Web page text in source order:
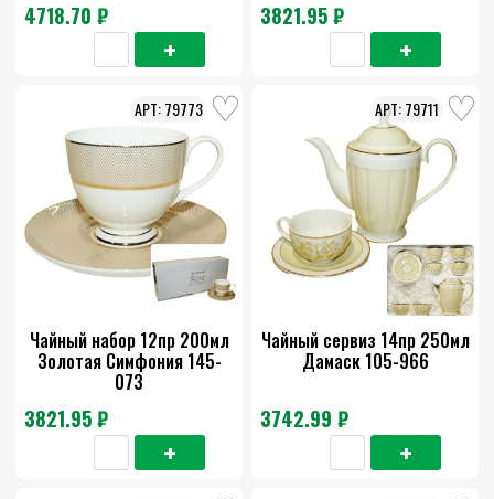
4718.70 ₽ 3821.95 ₽
Чайный набор 12пр 200мл
Золотая Симфония 145-
073
3821.95 ₽
79773
Чайный сервиз 14пр 250мл
Дамаск 105-966
3742.99 ₽
79711